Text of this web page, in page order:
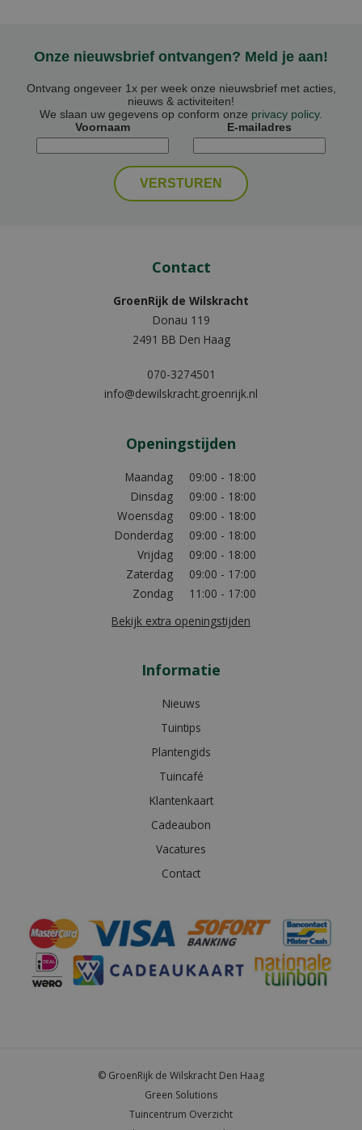
Onze nieuwsbrief ontvangen? Meld je aan!
Ontvang ongeveer 1x per week onze nieuwsbrief met acties,
nieuws & activiteiten!
We slaan uw gegevens op conform onze privacy policy.
Voornaam
E-mailadres
Contact
GroenRijk de Wilskracht
Donau 119
2491 BB Den Haag
070-3274501
info@dewilskracht.groenrijk.nl
Openingstijden
Maandag
09:00 - 18:00
Dinsdag
09:00 - 18:00
Woensdag
09:00 - 18:00
Donderdag
09:00 - 18:00
Vrijdag
09:00 - 18:00
Zaterdag
09:00 - 17:00
Zondag
11:00 - 17:00
Bekijk extra openingstijden
Informatie
Nieuws
Tuintips
Plantengids
Tuincafé
Klantenkaart
Cadeaubon
Vacatures
Contact
© GroenRijk de Wilskracht Den Haag
Green Solutions
Tuincentrum Overzicht